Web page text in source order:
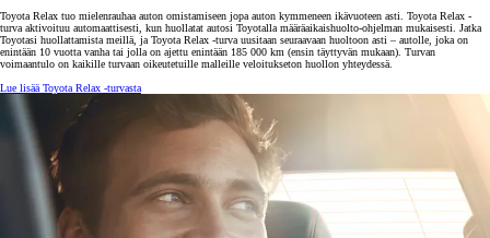
Toyota Relax tuo mielenrauhaa auton omistamiseen jopa auton kymmeneen ikävuoteen asti. Toyota Relax -
turva aktivoituu automaattisesti, kun huollatat autosi Toyotalla määräaikaishuolto-ohjelman mukaisesti. Jatka
Toyotasi huollattamista meillä, ja Toyota Relax -turva uusitaan seuraavaan huoltoon asti – autolle, joka on
enintään 10 vuotta vanha tai jolla on ajettu enintään 185 000 km (ensin täyttyvän mukaan). Turvan
voimaantulo on kaikille turvaan oikeutetuille malleille veloitukseton huollon yhteydessä.
Lue lisää Toyota Relax -turvasta